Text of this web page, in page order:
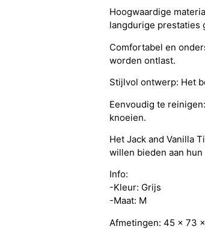
Hoogwaardige
langdurige prestaties
Comfortabel en
worden ontlast.
Stijlvol ontwerp: Het
Eenvoudig te
knoeien.
Het Jack and Vanilla
willen bieden aan
Info:
-Kleur: Grijs
-Maat: M
Afmetingen: 45 x 73